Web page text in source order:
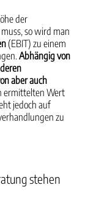
der
so wird man
(EBIT) zu einem
Abhängig von
aber auch
ermittelten Wert
jedoch auf
zu
stehen